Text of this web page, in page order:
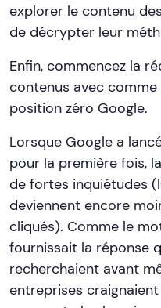
explorer le contenu
de décrypter leur
Enfin, commencez la
contenus avec
position zéro Google.
Lorsque Google a
pour la première fois,
de fortes inquiétudes
deviennent encore
cliqués). Comme le
fournissait la réponse
recherchaient avant
entreprises